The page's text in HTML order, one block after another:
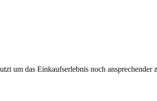
um das Einkaufserlebnis noch